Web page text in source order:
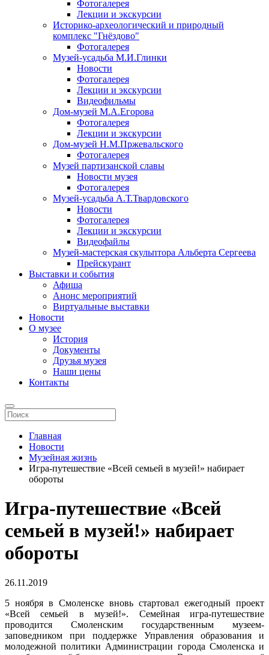
Фотогалерея
Лекции и экскурсии
Историко-археологический и природный
комплекс "Гнёздово"
Фотогалерея
Музей-усадьба М.И.Глинки
Новости
Фотогалерея
Лекции и экскурсии
Видеофильмы
Дом-музей М.А.Егорова
Фотогалерея
Лекции и экскурсии
Дом-музей Н.М.Пржевальского
Фотогалерея
Музей партизанской славы
Новости музея
Фотогалерея
Музей-усадьба А.Т.Твардовского
Новости
Фотогалерея
Лекции и экскурсии
Видеофайлы
Музей-мастерская скульптора Альберта Сергеева
Прейскурант
Выставки и события
Афиша
Анонс мероприятий
Виртуальные выставки
Новости
О музее
История
Документы
Друзья музея
Наши цены
Контакты
Главная
Новости
Музейная жизнь
Игра-путешествие «Всей семьей в музей!» набирает
обороты
Игра-путешествие «Всей
семьей в музей!» набирает
обороты
26.11.2019
5 ноября в Смоленске вновь стартовал ежегодный проект
«Всей семьей в музей!». Семейная игра-путешествие
проводится Смоленским государственным музеем-
заповедником при поддержке Управления образования и
молодежной политики Администрации города Смоленска и